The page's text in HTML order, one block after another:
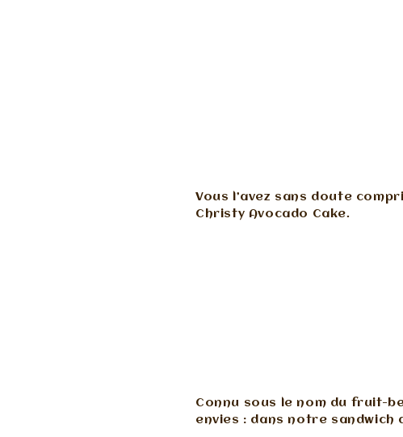
Vous l’avez sans doute
Christy Avocado Cake.
Connu sous le nom du fruit-
envies : dans notre sandwich